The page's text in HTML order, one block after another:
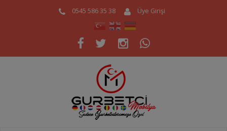
0545 586 35 38 Üye Girişi